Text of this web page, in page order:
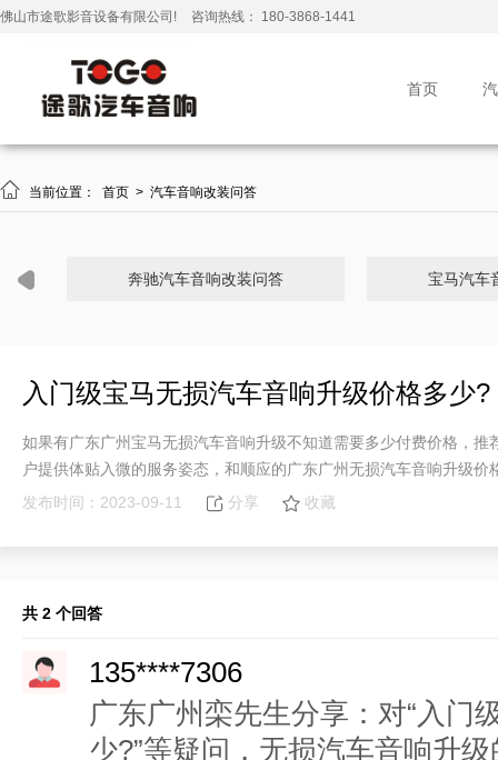
佛山市途歌影音设备有限公司! 咨询热线： 180-3868-1441
首页
 当前位置： 首页 > 汽车音响改装问答
奔驰汽车音响改装问答 宝马汽车
入门级宝马无损汽车音响升级价格多少?
如果有广东广州宝马无损汽车音响升级不知道需要多少付费价格，
户提供体贴入微的服务姿态，和顺应的广东广州无损汽车音响升级价
发布时间：2023-09-11
分享 收藏
共 2 个回答
135****7306
广东广州栾先生分享：对“入门
少?”等疑问，无损汽车音响升